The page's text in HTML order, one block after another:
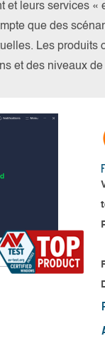
et leurs services
que des
Les produits
et des niveaux